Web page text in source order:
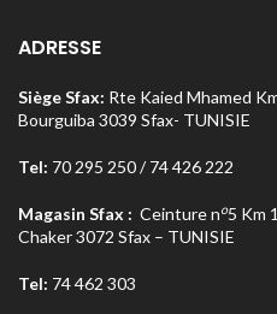
ADRESSE
Siège Sfax: Rte Kaied Mhamed
Bourguiba 3039 Sfax- TUNISIE
Tel: 70 295 250 / 74 426 222
Magasin Sfax : Ceinture no5 Km
Chaker 3072 Sfax – TUNISIE
Tel: 74 462 303